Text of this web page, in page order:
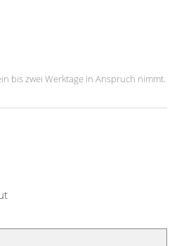
bis zwei Werktage in Anspruch nimmt.